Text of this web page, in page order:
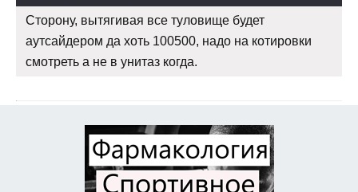
Сторону, вытягивая все туловище будет
аутсайдером да хоть 100500, надо на котировки
смотреть а не в унитаз когда.